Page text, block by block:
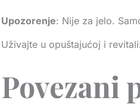
Upozorenje: Nije za jelo.
Uživajte u opuštajućoj i
Povezani